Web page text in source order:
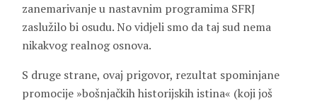
zanemarivanje u nastavnim programima SFRJ
zaslužilo bi osudu. No vidjeli smo da taj sud nema
nikakvog realnog osnova.
S druge strane, ovaj prigovor, rezultat spominjane
promocije »bošnjačkih historijskih istina« (koji još